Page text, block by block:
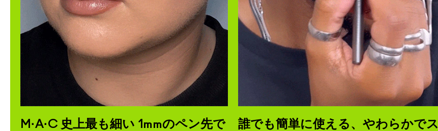
M·A·C 史上最も細い 1mmのペン先で
誰でも簡単に使える、やわらかでス